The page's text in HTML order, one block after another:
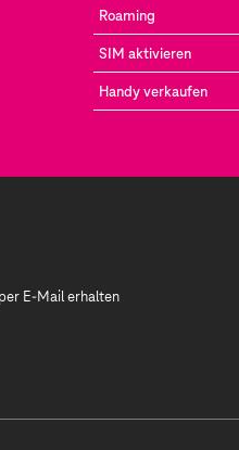
Roaming
SIM aktivieren
Handy verkaufen
E-Mail erhalten